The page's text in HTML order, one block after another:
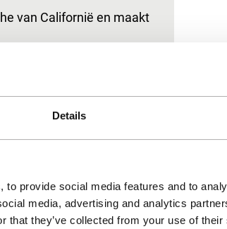
Details
provide social media features and to
media, advertising and analytics
that they’ve collected from your use of
van Californië en maakt